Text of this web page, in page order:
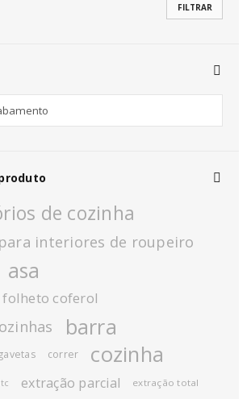
FILTRAR
de cozinha
interiores de roupeiro
asa
folheto coferol
barra
correr cozinha
extração parcial extração total